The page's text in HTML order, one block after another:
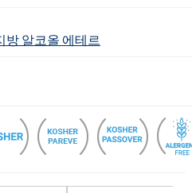
방 알코올 에테르